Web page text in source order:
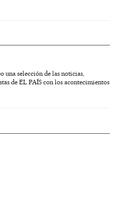
una selección de las noticias,
de EL PAÍS con los acontecimientos